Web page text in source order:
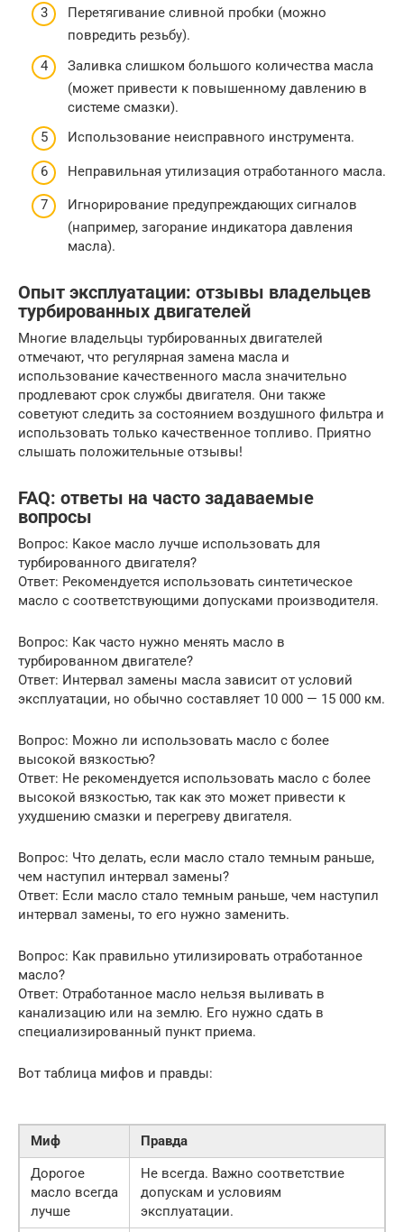
Перетягивание сливной пробки (можно
повредить резьбу).
Заливка слишком большого количества масла
(может привести к повышенному давлению в
системе смазки).
Использование неисправного инструмента.
Неправильная утилизация отработанного масла.
Игнорирование предупреждающих сигналов
(например, загорание индикатора давления
масла).
Опыт эксплуатации: отзывы владельцев
турбированных двигателей
Многие владельцы турбированных двигателей
отмечают, что регулярная замена масла и
использование качественного масла значительно
продлевают срок службы двигателя. Они также
советуют следить за состоянием воздушного фильтра и
использовать только качественное топливо. Приятно
слышать положительные отзывы!
FAQ: ответы на часто задаваемые
вопросы
Вопрос: Какое масло лучше использовать для
турбированного двигателя?
Ответ: Рекомендуется использовать синтетическое
масло с соответствующими допусками производителя.
Вопрос: Как часто нужно менять масло в
турбированном двигателе?
Ответ: Интервал замены масла зависит от условий
эксплуатации, но обычно составляет 10 000 — 15 000 км.
Вопрос: Можно ли использовать масло с более
высокой вязкостью?
Ответ: Не рекомендуется использовать масло с более
высокой вязкостью, так как это может привести к
ухудшению смазки и перегреву двигателя.
Вопрос: Что делать, если масло стало темным раньше,
чем наступил интервал замены?
Ответ: Если масло стало темным раньше, чем наступил
интервал замены, то его нужно заменить.
Вопрос: Как правильно утилизировать отработанное
масло?
Ответ: Отработанное масло нельзя выливать в
канализацию или на землю. Его нужно сдать в
специализированный пункт приема.
Вот таблица мифов и правды:
Миф
Правда
Дорогое
масло всегда
лучше
Не всегда. Важно соответствие
допускам и условиям
эксплуатации.